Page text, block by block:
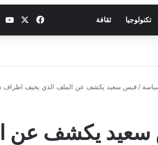
تكنولوجيا ثقافة فيسبوك
/ قيس سعيد يكشف عن الملف الذي يخيف اطراف
يكشف عن